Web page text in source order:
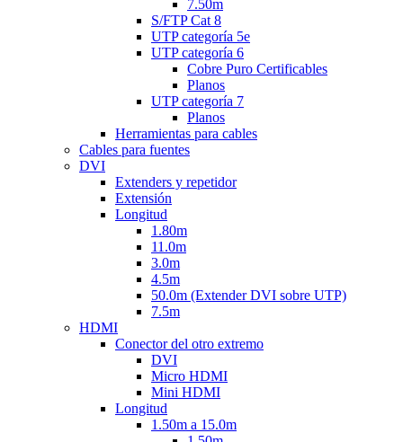
7.50m
S/FTP Cat 8
UTP categoría 5e
UTP categoría 6
Cobre Puro Certificables
Planos
UTP categoría 7
Planos
Herramientas para cables
Cables para fuentes
DVI
Extenders y repetidor
Extensión
Longitud
1.80m
11.0m
3.0m
4.5m
50.0m (Extender DVI sobre UTP)
7.5m
HDMI
Conector del otro extremo
DVI
Micro HDMI
Mini HDMI
Longitud
1.50m a 15.0m